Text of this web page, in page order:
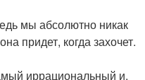
мы абсолютно никак
придет, когда захочет.
иррациональный и,